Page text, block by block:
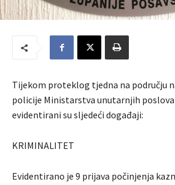
Tijekom proteklog tjedna na području
policije Ministarstva unutarnjih poslova
evidentirani su sljedeći događaji:
KRIMINALITET
Evidentirano je 9 prijava počinjenja